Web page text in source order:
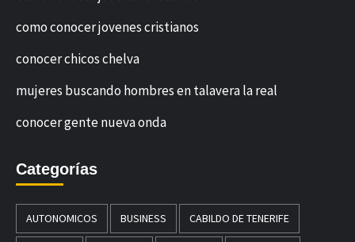
como conocer jovenes cristianos
conocer chicos chelva
mujeres buscando hombres en talavera la real
conocer gente nueva onda
Categorías
AUTONOMICOS BUSINESS CABILDO DE TENERIFE